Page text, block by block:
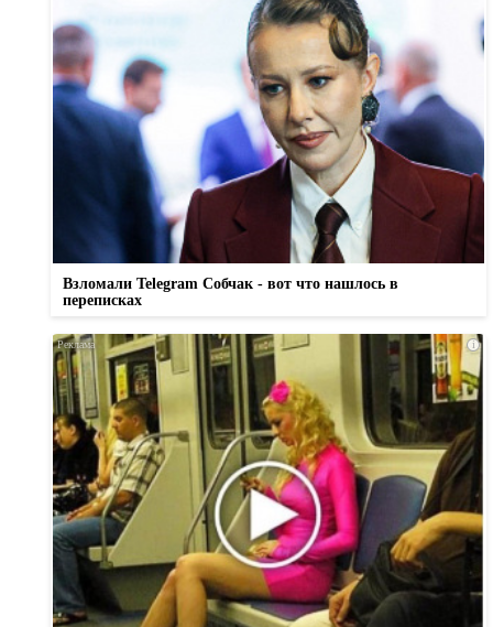
Взломали Telegram Собчак - вот что нашлось в
переписках
i